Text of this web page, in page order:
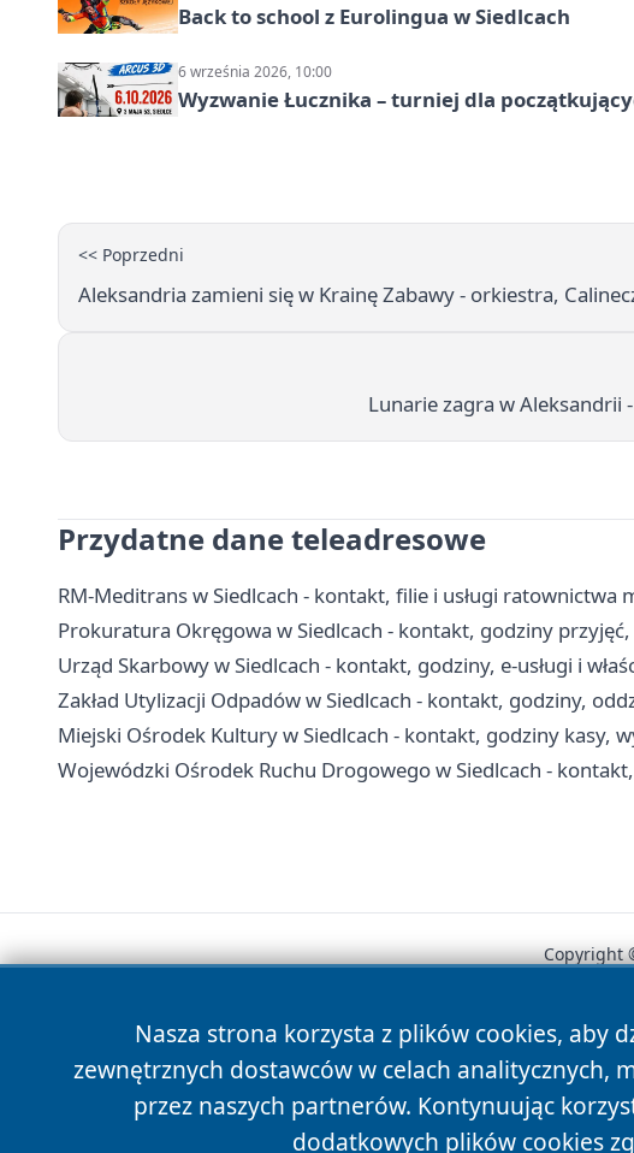
Back to school z Eurolingua w Siedlcach
6 września 2026, 10:00
Wyzwanie Łucznika – turniej dla
<< Poprzedni
Aleksandria zamieni się w Krainę Zabawy - orkiestra,
Lunarie zagra w
Przydatne dane teleadresowe
RM-Meditrans w Siedlcach - kontakt, filie i usługi ratownictwa
Prokuratura Okręgowa w Siedlcach - kontakt, godziny
Urząd Skarbowy w Siedlcach - kontakt, godziny, e-usługi i
Zakład Utylizacji Odpadów w Siedlcach - kontakt, godziny,
Miejski Ośrodek Kultury w Siedlcach - kontakt, godziny kasy,
Wojewódzki Ośrodek Ruchu Drogowego w Siedlcach -
Nasza strona korzysta z plików cookies, aby
zewnętrznych dostawców w celach analitycznych,
przez naszych partnerów. Kontynuując
dodatkowych plików cookies
Copyright
News